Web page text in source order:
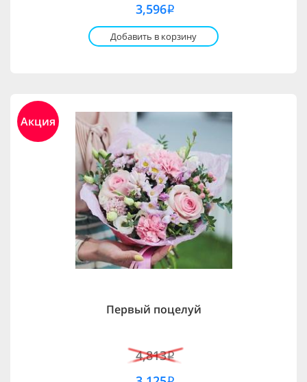
3,596i
Добавить в корзину
Акция
Первый поцелуй
4,813i